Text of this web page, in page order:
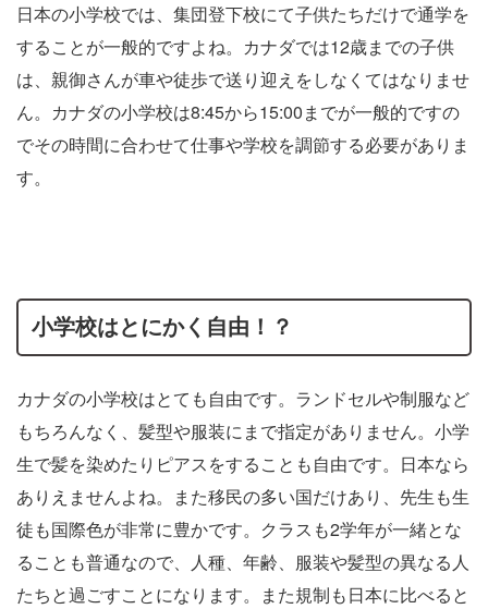
日本の小学校では、集団登下校にて子供たちだけで通学を
することが一般的ですよね。カナダでは12歳までの子供
は、親御さんが車や徒歩で送り迎えをしなくてはなりませ
ん。カナダの小学校は8:45から15:00までが一般的ですの
でその時間に合わせて仕事や学校を調節する必要がありま
す。
小学校はとにかく自由！？
カナダの小学校はとても自由です。ランドセルや制服など
もちろんなく、髪型や服装にまで指定がありません。小学
生で髪を染めたりピアスをすることも自由です。日本なら
ありえませんよね。また移民の多い国だけあり、先生も生
徒も国際色が非常に豊かです。クラスも2学年が一緒とな
ることも普通なので、人種、年齢、服装や髪型の異なる人
たちと過ごすことになります。また規制も日本に比べると